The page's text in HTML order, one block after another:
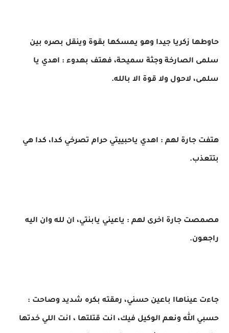
حاوطها زكريا جيدا وهو يمسكها بقوة وينقل بصره بين
سلمى الصارخة وجثة سميحة، فهتف بهدوء : اهدي يا
سلمى، لاحول ولا قوة الا بالله.
هتفت جارة لهم : اهدي ياحبييتي حرام تصرخي كدا، كدا هي
بتتعذب.
مصمصت جارة اخرى لهم : ياعيني يابنتي، ان لله وان اليه
راجعون.
جاءت عيناهاا باعين حسني، رمقته بكره شديد وصاحت :
حسبي الله ونعم الوكيل فيك، انت قتلتها ، انت اللي خدتها